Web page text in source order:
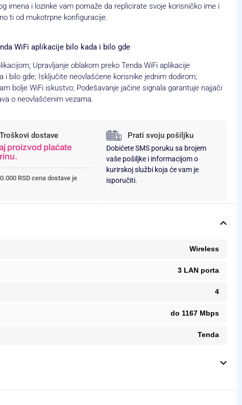
imena i lozinke vam pomaže da replicirate svoje korisničko ime i
ti od mukotrpne konfiguracije.
WiFi aplikacije bilo kada i bilo gde
Upravljanje oblakom preko Tenda WiFi aplikacije
bilo gde; Isključite neovlašćene korisnike jednim dodirom;
bolje WiFi iskustvo; Podešavanje jačine signala garantuje najjači
o neovlašćenim vezama.
Troškovi dostave
proizvod plaćate
RSD cena dostave je
Prati svoju pošiljku
Dobićete SMS poruku sa brojem
vaše pošiljke i informacijom o
kurirskoj službi koja će vam je
isporučiti.
Wireless
3 LAN porta
4
do 1167 Mbps
Tenda